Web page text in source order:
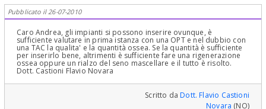
Pubblicato il 26-07-2010
Caro Andrea, gli impianti si possono inserire ovunque, è
sufficiente valutare in prima istanza con una OPT e nel dubbio con
una TAC la qualita' e la quantità ossea. Se la quantità è sufficiente
per inserirlo bene, altrimenti è sufficiente fare una rigenerazione
ossea oppure un rialzo del seno mascellare e il tutto è risolto.
Dott. Castioni Flavio Novara
Scritto daDott. Flavio Castioni
Novara (NO)